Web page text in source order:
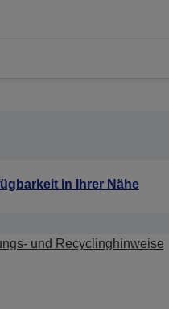
in Ihrer Nähe
und Recyclinghinweise